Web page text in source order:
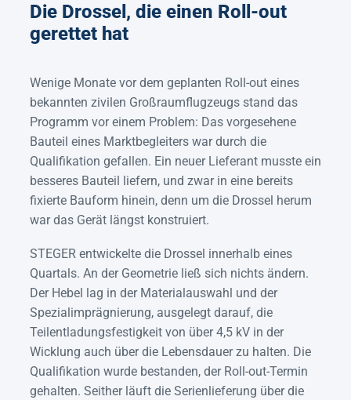
Die Drossel, die einen Roll-out
gerettet hat
Wenige Monate vor dem geplanten Roll-out eines
bekannten zivilen Großraumflugzeugs stand das
Programm vor einem Problem: Das vorgesehene
Bauteil eines Marktbegleiters war durch die
Qualifikation gefallen. Ein neuer Lieferant musste ein
besseres Bauteil liefern, und zwar in eine bereits
fixierte Bauform hinein, denn um die Drossel herum
war das Gerät längst konstruiert.
STEGER entwickelte die Drossel innerhalb eines
Quartals. An der Geometrie ließ sich nichts ändern.
Der Hebel lag in der Materialauswahl und der
Spezialimprägnierung, ausgelegt darauf, die
Teilentladungsfestigkeit von über 4,5 kV in der
Wicklung auch über die Lebensdauer zu halten. Die
Qualifikation wurde bestanden, der Roll-out-Termin
gehalten. Seither läuft die Serienlieferung über die